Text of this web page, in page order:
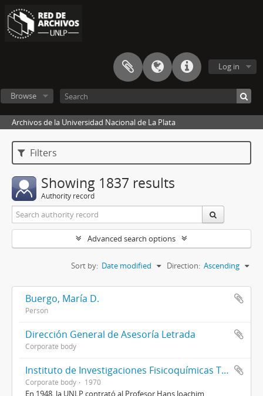
Log in
Browse
Archivos de la Universidad Nacional de La Plata
Filters
Showing 1837 results
Authority record
Advanced search options
Sort by: Date modified Direction: Ascending
Buergo, María D.
Person
Dirección General de Asesoría Letrada
Corporate body
Instituto de Investigaciones Fisicoquímicas Teóricas y Aplicadas
Corporate body 1970
En 1948, la UNLP contrató al Profesor Hans Joachim